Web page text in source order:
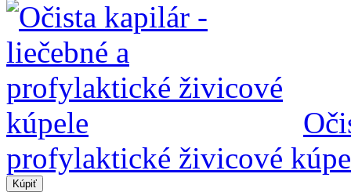
profylaktické živicové